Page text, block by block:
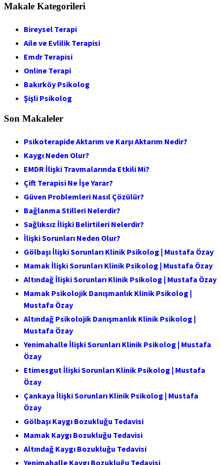
Makale Kategorileri
Bireysel Terapi
Aile ve Evlilik Terapisi
Emdr Terapisi
Online Terapi
Bakırköy Psikolog
Şişli Psikolog
Son Makaleler
Psikoterapide Aktarım ve Karşı Aktarım Nedir?
Kaygı Neden Olur?
EMDR İlişki Travmalarında Etkili Mi?
Çift Terapisi Ne İşe Yarar?
Güven Problemleri Nasıl Çözülür?
Bağlanma Stilleri Nelerdir?
Sağlıksız İlişki Belirtileri Nelerdir?
İlişki Sorunları Neden Olur?
Gölbaşı İlişki Sorunları Klinik Psikolog | Mustafa Özay
Mamak İlişki Sorunları Klinik Psikolog | Mustafa Özay
Altındağ İlişki Sorunları Klinik Psikolog | Mustafa Özay
Mamak Psikolojik Danışmanlık Klinik Psikolog |
Mustafa Özay
Altındağ Psikolojik Danışmanlık Klinik Psikolog |
Mustafa Özay
Yenimahalle İlişki Sorunları Klinik Psikolog | Mustafa
Özay
Etimesgut İlişki Sorunları Klinik Psikolog | Mustafa
Özay
Çankaya İlişki Sorunları Klinik Psikolog | Mustafa
Özay
Gölbaşı Kaygı Bozukluğu Tedavisi
Mamak Kaygı Bozukluğu Tedavisi
Altındağ Kaygı Bozukluğu Tedavisi
Yenimahalle Kaygı Bozukluğu Tedavisi